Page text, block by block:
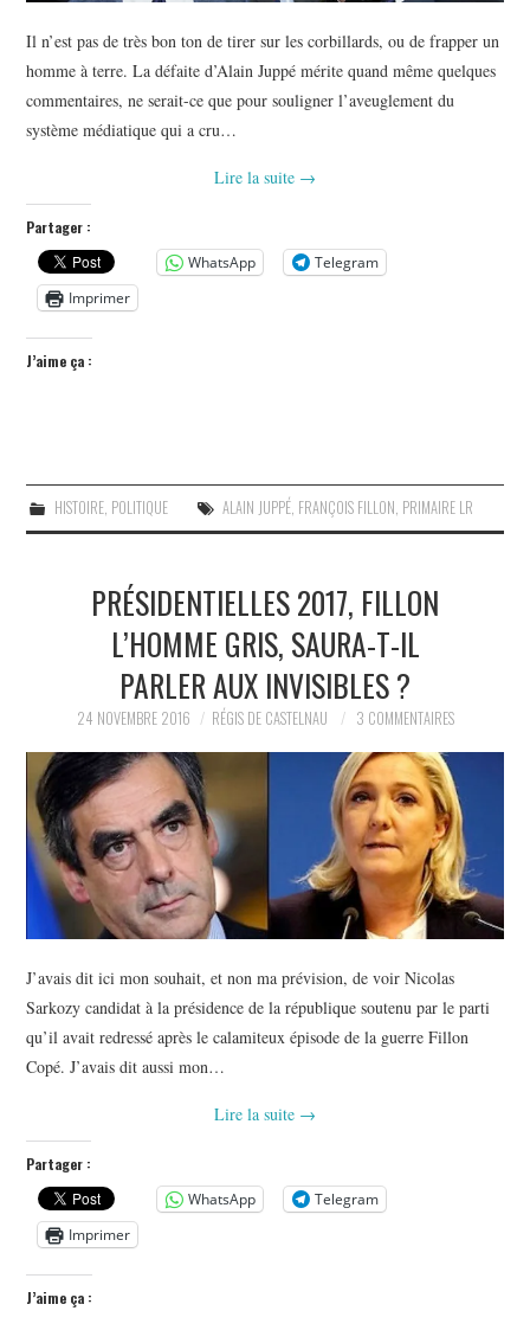
Il n’est pas de très bon ton de tirer sur les corbillards, ou de frapper un
homme à terre. La défaite d’Alain Juppé mérite quand même quelques
commentaires, ne serait-ce que pour souligner l’aveuglement du
système médiatique qui a cru…
Lire la suite →
Partager :
WhatsApp
Telegram
Imprimer
J’aime ça :
HISTOIRE, POLITIQUE ALAIN JUPPÉ, FRANÇOIS FILLON, PRIMAIRE LR
PRÉSIDENTIELLES 2017, FILLON
L’HOMME GRIS, SAURA-T-IL
PARLER AUX INVISIBLES ?
24 NOVEMBRE 2016 RÉGIS DE CASTELNAU 3 COMMENTAIRES
J’avais dit ici mon souhait, et non ma prévision, de voir Nicolas
Sarkozy candidat à la présidence de la république soutenu par le parti
qu’il avait redressé après le calamiteux épisode de la guerre Fillon
Copé. J’avais dit aussi mon…
Lire la suite →
Partager :
WhatsApp
Telegram
Imprimer
J’aime ça :